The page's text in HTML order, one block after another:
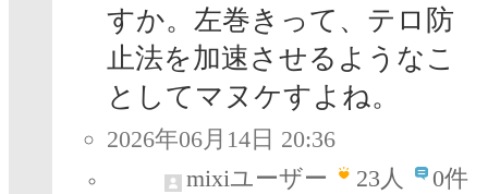
すか。左巻きって、テロ防
止法を加速させるようなこ
としてマヌケすよね。
2026年06月14日 20:36
mixiユーザー
23人 0件